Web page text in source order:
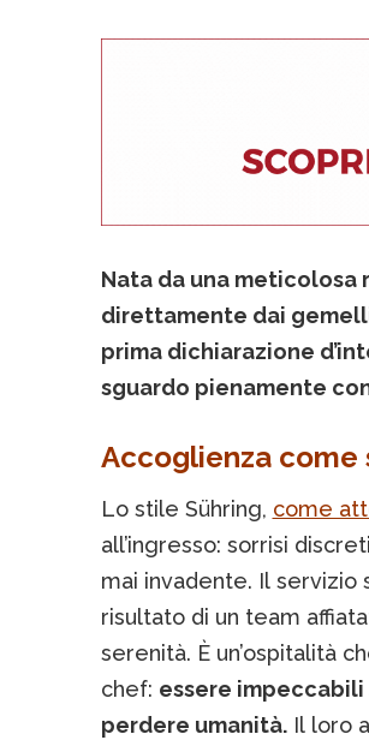
Nata da una
direttamente dai
prima dichiarazione
sguardo pienamente
Accoglienza come
Lo stile Sühring, come
all’ingresso: sorrisi
mai invadente. Il servizio
risultato di un team
serenità. È un’ospitalità
chef: essere
perdere umanità.Il loro